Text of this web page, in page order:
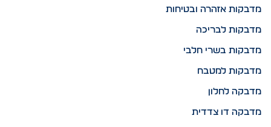
מדבקות אזהרה ובטיחות
מדבקות לבריכה
מדבקות בשרי חלבי
מדבקות למטבח
מדבקה לחלון
מדבקה דו צדדית